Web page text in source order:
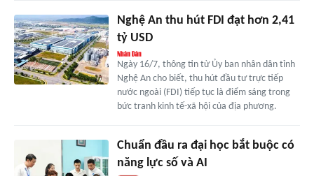
Nghệ An thu hút FDI đạt hơn 2,41
tỷ USD
Ngày 16/7, thông tin từ Ủy ban nhân dân tỉnh
Nghệ An cho biết, thu hút đầu tư trực tiếp
nước ngoài (FDI) tiếp tục là điểm sáng trong
bức tranh kinh tế-xã hội của địa phương.
Chuẩn đầu ra đại học bắt buộc có
năng lực số và AI